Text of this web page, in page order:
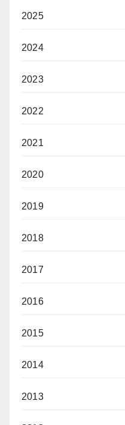
2025
2024
2023
2022
2021
2020
2019
2018
2017
2016
2015
2014
2013